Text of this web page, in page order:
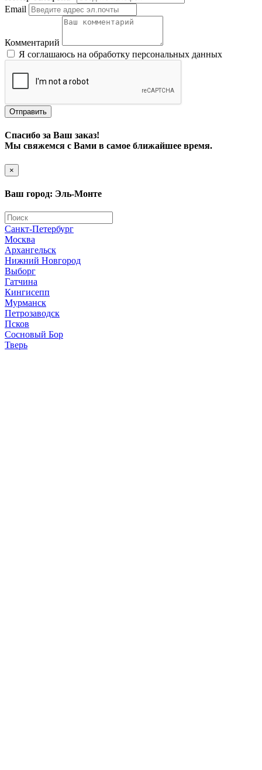
Email
Комментарий
Я соглашаюсь на обработку персональных данных
Отправить
Спасибо за Ваш заказ!
Мы свяжемся с Вами в самое ближайшее время.
×
Ваш город: Эль-Монте
Санкт-Петербург
Москва
Архангельск
Нижний Новгород
Выборг
Гатчина
Кингисепп
Мурманск
Петрозаводск
Псков
Сосновый Бор
Тверь